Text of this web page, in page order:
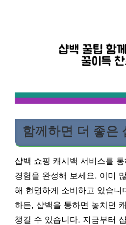
함께하면 더 좋은
샵백 쇼핑 캐시백 서비스를
경험을 완성해 보세요. 이미
해 현명하게 소비하고 있습니
하든, 샵백을 통하면 놓치던
챙길 수 있습니다. 지금부터